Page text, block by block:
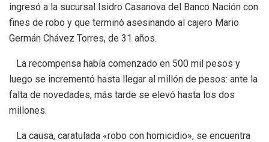
ingresó a la sucursal Isidro Casanova del Banco Nación con
fines de robo y que terminó asesinando al cajero Mario
Germán Chávez Torres, de 31 años.
La recompensa había comenzado en 500 mil pesos y
luego se incrementó hasta llegar al millón de pesos: ante la
falta de novedades, más tarde se elevó hasta los dos
millones.
La causa, caratulada «robo con homicidio», se encuentra